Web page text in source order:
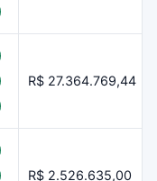
R$ 27.364.769,44
R$ 2.526.635,00